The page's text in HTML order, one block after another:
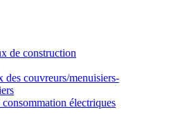
de construction
des couvreurs/menuisiers-
électriques